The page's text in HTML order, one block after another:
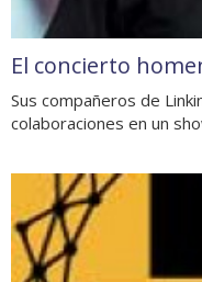
El concierto
Sus compañeros de
colaboraciones en un